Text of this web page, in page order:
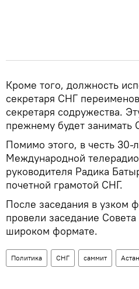
Кроме того, должность
секретаря СНГ
секретаря содружества.
прежнему будет занимать
Помимо этого, в честь 30-
Международной
руководителя Радика
почетной грамотой СНГ.
После заседания в узком
провели заседание
широком формате.
Политика СНГ саммит